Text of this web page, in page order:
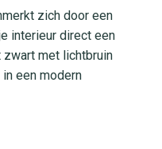
zich door een
interieur direct een
met lichtbruin
een modern
speels ritme en
te zijn.